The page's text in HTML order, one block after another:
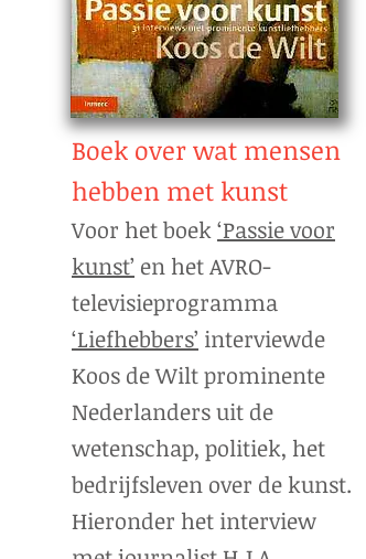
Boek over wat mensen
hebben met kunst
Voor het boek‘Passie voor
kunst’ en het AVRO-
televisieprogramma
‘Liefhebbers’ interviewde
Koos de Wilt prominente
Nederlanders uit de
wetenschap, politiek, het
bedrijfsleven over de kunst.
Hieronder het interview